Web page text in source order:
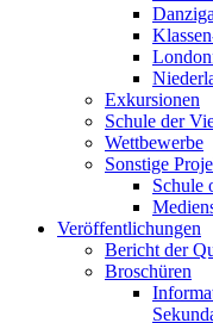
Exkursionen
Schule der
Wettbewerbe
Sonstige
Schule
Veröffentlichungen
Bericht der
Broschüren